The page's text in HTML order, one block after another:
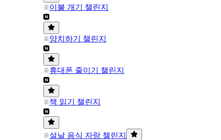
이불 개기 챌린지
양치하기 챌린지
휴대폰 줄이기 챌린지
책 읽기 챌린지
설날 음식 자랑 챌린지